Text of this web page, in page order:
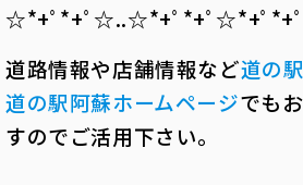
☆*+ﾟ*+ﾟ☆..☆*+ﾟ*+ﾟ☆*+ﾟ*+
道路情報や店舗情報など道の
道の駅阿蘇ホームページでも
すのでご活用下さい。